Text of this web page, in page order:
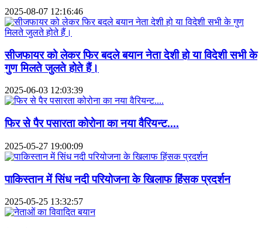
2025-08-07 12:16:46
सीजफायर को लेकर फिर बदले बयान नेता देशी हो या विदेशी सभी के
गुण मिलते जुलते होते हैं।
2025-06-03 12:03:39
फिर से पैर पसारता कोरोना का नया वैरियन्ट....
2025-05-27 19:00:09
पाकिस्तान में सिंध नदी परियोजना के खिलाफ हिंसक प्रदर्शन
2025-05-25 13:32:57